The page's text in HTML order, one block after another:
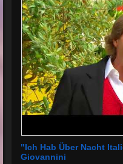
"Ich Hab Über Nacht
Giovannini